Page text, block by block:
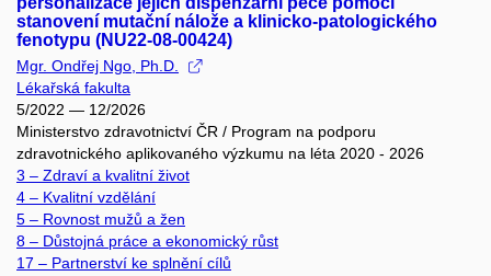
stanovení mutační nálože a klinicko-patologického
fenotypu (NU22-08-00424)
Mgr. Ondřej Ngo, Ph.D.
Lékařská fakulta
5/2022 — 12/2026
Ministerstvo zdravotnictví ČR / Program na podporu
zdravotnického aplikovaného výzkumu na léta 2020 - 2026
3 – Zdraví a kvalitní život
4 – Kvalitní vzdělání
5 – Rovnost mužů a žen
8 – Důstojná práce a ekonomický růst
17 – Partnerství ke splnění cílů